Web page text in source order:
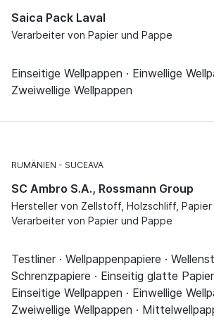
Saica Pack Laval
Verarbeiter von Papier und Pappe
Einseitige Wellpappen · Einwellige
Zweiwellige Wellpappen
RUMÄNIEN SUCEAVA
SC Ambro S.A., Rossmann Group
Hersteller von Zellstoff, Holzschliff, Papier
Verarbeiter von Papier und Pappe
Testliner · Wellpappenpapiere ·
Schrenzpapiere · Einseitig glatte
Einseitige Wellpappen · Einwellige
Zweiwellige Wellpappen ·